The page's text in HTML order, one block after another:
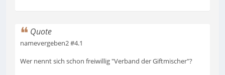
Quote
namevergeben2 #4.1
Wer nennt sich schon freiwillig "Verband der Giftmischer"?